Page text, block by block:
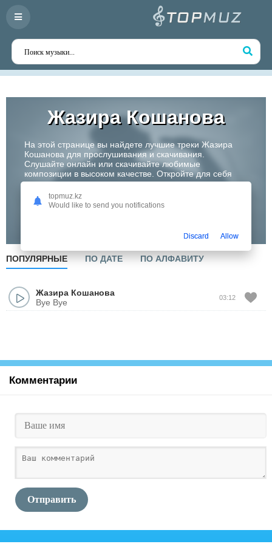
Жазира Кошанова
На этой странице вы найдете лучшие треки Жазира
Кошанова для прослушивания и скачивания.
Слушайте онлайн или скачивайте любимые
композиции в высоком качестве. Откройте для себя
творчество одного из самых перспективных артистов
Казахстана!
ПОПУЛЯРНЫЕ ПО ДАТЕ ПО АЛФАВИТУ
Жазира Кошанова
Bye Bye
03:12
Комментарии
Отправить
topmuz.kz
Would like to send you notifications
Discard Allow